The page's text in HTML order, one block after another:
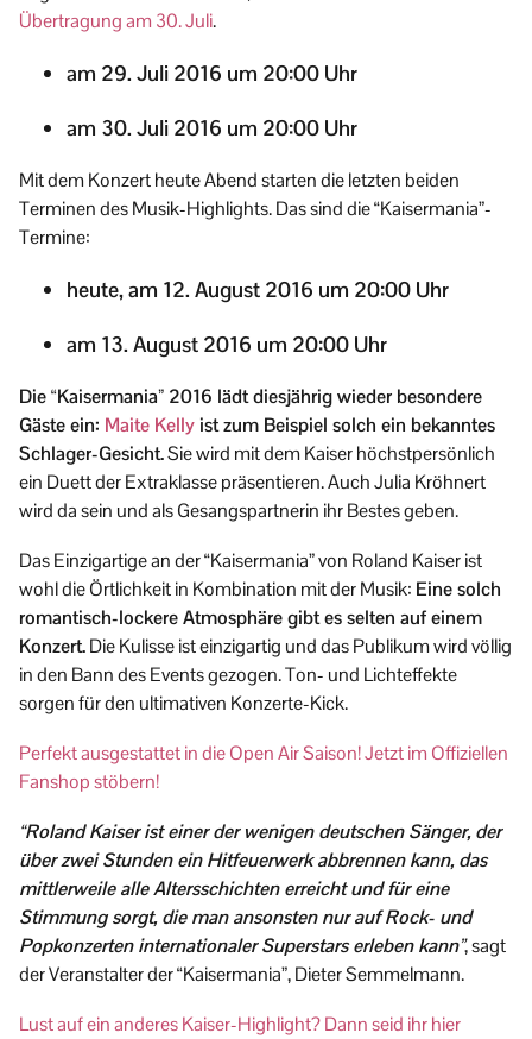
Übertragung am 30. Juli.
am 29. Juli 2016 um 20:00 Uhr
am 30. Juli 2016 um 20:00 Uhr
Mit dem Konzert heute Abend starten die letzten beiden
Terminen des Musik-Highlights. Das sind die “Kaisermania”-
Termine:
heute, am 12. August 2016 um 20:00 Uhr
am 13. August 2016 um 20:00 Uhr
Die “Kaisermania” 2016 lädt diesjährig wieder besondere
Gäste ein: Maite Kelly ist zum Beispiel solch ein bekanntes
Schlager-Gesicht.Sie wird mit dem Kaiser höchstpersönlich
ein Duett der Extraklasse präsentieren. Auch Julia Kröhnert
wird da sein und als Gesangspartnerin ihr Bestes geben.
Das Einzigartige an der “Kaisermania” von Roland Kaiser ist
wohl die Örtlichkeit in Kombination mit der Musik: Eine solch
romantisch-lockere Atmosphäre gibt es selten auf einem
Konzert.Die Kulisse ist einzigartig und das Publikum wird völlig
in den Bann des Events gezogen. Ton- und Lichteffekte
sorgen für den ultimativen Konzerte-Kick.
Perfekt ausgestattet in die Open Air Saison! Jetzt im Offiziellen
Fanshop stöbern!
“Roland Kaiser ist einer der wenigen deutschen Sänger, der
über zwei Stunden ein Hitfeuerwerk abbrennen kann, das
mittlerweile alle Altersschichten erreicht und für eine
Stimmung sorgt, die man ansonsten nur auf Rock- und
Popkonzerten internationaler Superstars erleben kann”, sagt
der Veranstalter der “Kaisermania”, Dieter Semmelmann.
Lust auf ein anderes Kaiser-Highlight? Dann seid ihr hier